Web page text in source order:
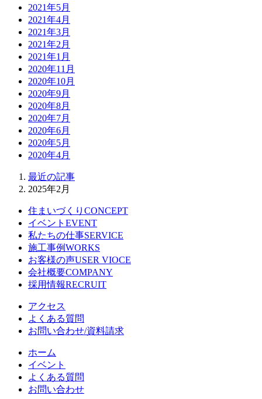
2021年5月
2021年4月
2021年3月
2021年2月
2021年1月
2020年11月
2020年10月
2020年9月
2020年8月
2020年7月
2020年6月
2020年5月
2020年4月
最近の記事
2025年2月
住まいづくり CONCEPT
イベント EVENT
私たちの仕事SERVICE
施工事例WORKS
お客様の声USER VIOCE
会社概要COMPANY
採用情報RECRUIT
アクセス
よくある質問
お問い合わせ/資料請求
ホーム
イベント
よくある質問
お問い合わせ